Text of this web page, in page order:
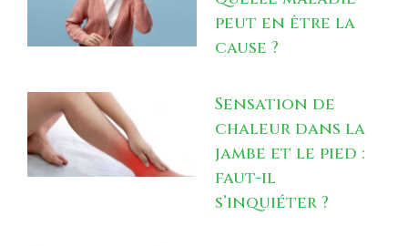
peut en être la
cause ?
Sensation de
chaleur dans la
jambe et le pied :
faut-il
s’inquiéter ?